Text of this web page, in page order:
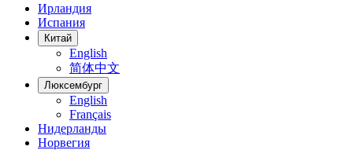
Ирландия
Испания
Китай
English
简体中文
Люксембург
English
Français
Нидерланды
Норвегия